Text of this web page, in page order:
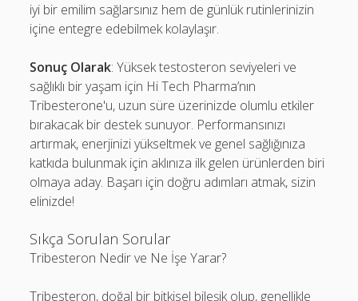
iyi bir emilim sağlarsınız hem de günlük rutinlerinizin
içine entegre edebilmek kolaylaşır.
Sonuç Olarak: Yüksek testosteron seviyeleri ve
sağlıklı bir yaşam için Hi Tech Pharma’nın
Tribesterone'u, uzun süre üzerinizde olumlu etkiler
bırakacak bir destek sunuyor. Performansınızı
artırmak, enerjinizi yükseltmek ve genel sağlığınıza
katkıda bulunmak için aklınıza ilk gelen ürünlerden biri
olmaya aday. Başarı için doğru adımları atmak, sizin
elinizde!
Sıkça Sorulan Sorular
Tribesteron Nedir ve Ne İşe Yarar?
Tribesteron, doğal bir bitkisel bileşik olup, genellikle